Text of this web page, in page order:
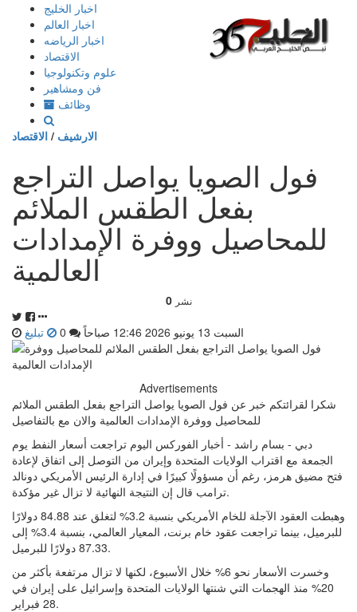
إذهب
المحتوى
اخبار الخليج
اخبار العالم
اخبار الرياضه
الاقتصاد
علوم وتكنولوجيا
فن ومشاهير
وظائف
الارشيف / الاقتصاد
فول الصويا يواصل التراجع
بفعل الطقس الملائم
للمحاصيل ووفرة الإمدادات
العالمية
0 نشر
السبت 13 يونيو 2026 12:46 صباحاً تبليغ
Advertisements
شكرا لقرائتكم خبر عن فول الصويا يواصل التراجع بفعل الطقس الملائم
للمحاصيل ووفرة الإمدادات العالمية والان مع بالتفاصيل
دبي - بسام راشد - أخبار الفوركس اليوم تراجعت أسعار النفط يوم
الجمعة مع اقتراب الولايات المتحدة وإيران من التوصل إلى اتفاق لإعادة
فتح مضيق هرمز، رغم أن مسؤولًا كبيرًا في إدارة الرئيس الأمريكي دونالد
ترامب قال إن النتيجة النهائية لا تزال غير مؤكدة.
وهبطت العقود الآجلة للخام الأمريكي بنسبة 3.2% لتغلق عند 84.88 دولارًا
للبرميل، بينما تراجعت عقود خام برنت، المعيار العالمي، بنسبة 3.4% إلى
87.33 دولارًا للبرميل.
وخسرت الأسعار نحو 6% خلال الأسبوع، لكنها لا تزال مرتفعة بأكثر من
20% منذ الهجمات التي شنتها الولايات المتحدة وإسرائيل على إيران في
28 فبراير.